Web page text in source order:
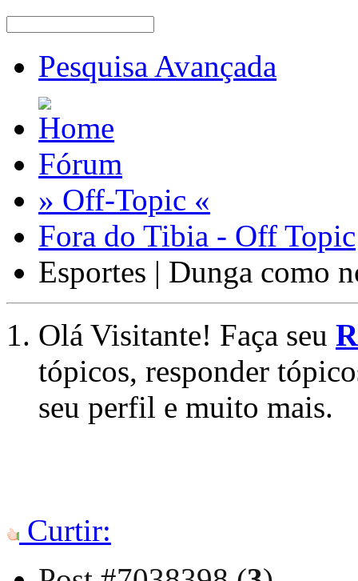
Pesquisa Avançada
Fórum
» Off-Topic «
Fora do Tibia - Off Topic
Esportes | Dunga como
Olá Visitante! Faça seu
tópicos, responder
seu perfil e muito mais.
Curtir: